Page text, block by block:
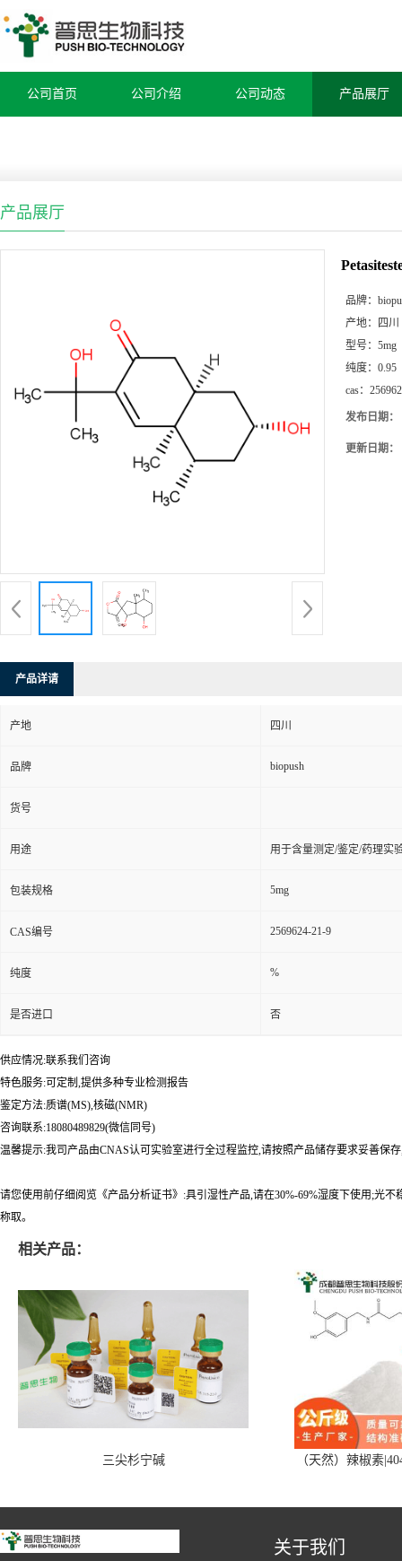
公司首页 公司介绍 公司动态 产品展厅
产品展厅
品牌：
产地：
四川
型号： 5mg
纯度： 0.95
cas：
发布日期：
更新日期：
产品详请
产地 四川
品牌 biopush
货号
用途 用于含量测定/鉴定/药理实
包装规格 5mg
CAS编号 2569624-21-9
纯度 %
是否进口 否
供应情况:联系我们咨询
特色服务:可定制,提供多种专业检测报告
鉴定方法:质谱(MS),核磁(NMR)
咨询联系:18080489829(微信同号)
温馨提示:我司产品由CNAS认可实验室进行全过程监控,请按照产品储存要求妥善保
请您使用前仔细阅览《产品分析证书》:具引湿性产品,请在30%-69%湿度下使用;光
称取。
相关产品：
三尖杉宁碱 （天然）辣椒素
关于我们